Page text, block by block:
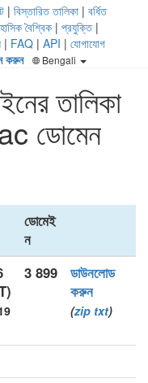
| বিস্তারিত তালিকা | বর্ধিত
বৈশ্বিক | প্রযুক্তি|
| FAQ | API | যোগাযোগ
করুন Bengali
তালিকা
ডোমেন
ডোমেই
ন
3 899
ডাউনলোড
করুন
(zip txt)